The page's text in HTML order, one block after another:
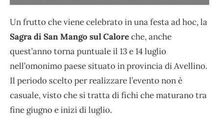
Un frutto che viene celebrato in una festa ad hoc, la
Sagra di San Mango sul Caloreche, anche
quest’anno torna puntuale il 13 e 14 luglio
nell’omonimo paese situato in provincia di Avellino.
Il periodo scelto per realizzare l’evento non è
casuale, visto che si tratta di fichi che maturano tra
fine giugno e inizi di luglio.